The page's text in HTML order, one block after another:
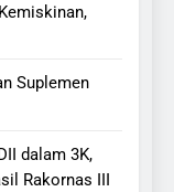
Suplemen
dalam 3K,
Rakornas III